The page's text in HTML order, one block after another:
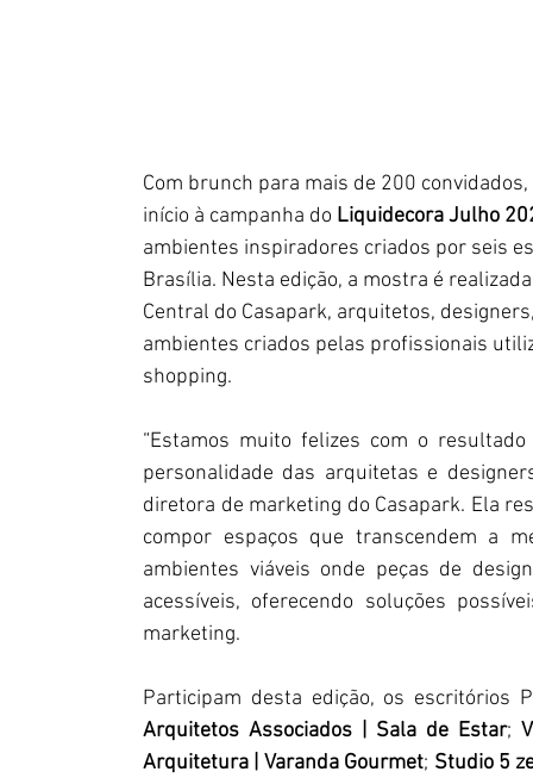
Com brunch para mais de 200
início à campanha do Liquidecora Julho
ambientes inspiradores criados por seis
Brasília. Nesta edição, a mostra é
Central do Casapark, arquitetos,
ambientes criados pelas profissionais
shopping.
“Estamos muito felizes com o
personalidade das arquitetas e
diretora de marketing do Casapark. Ela
compor espaços que transcendem a
ambientes viáveis onde peças de
acessíveis, oferecendo soluções
marketing.
Participam desta edição, os escritórios
Arquitetos Associados | Sala de Estar;
Arquitetura | Varanda Gourmet; Studio 5